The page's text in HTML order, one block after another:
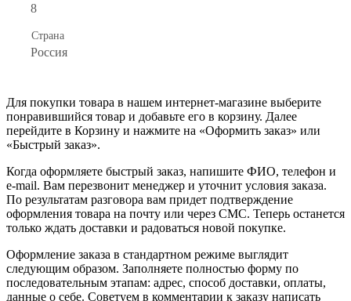
8
Страна
Россия
Для покупки товара в нашем интернет-магазине выберите
понравившийся товар и добавьте его в корзину. Далее
перейдите в Корзину и нажмите на «Оформить заказ» или
«Быстрый заказ».
Когда оформляете быстрый заказ, напишите ФИО, телефон и
e-mail. Вам перезвонит менеджер и уточнит условия заказа.
По результатам разговора вам придет подтверждение
оформления товара на почту или через СМС. Теперь останется
только ждать доставки и радоваться новой покупке.
Оформление заказа в стандартном режиме выглядит
следующим образом. Заполняете полностью форму по
последовательным этапам: адрес, способ доставки, оплаты,
данные о себе. Советуем в комментарии к заказу написать